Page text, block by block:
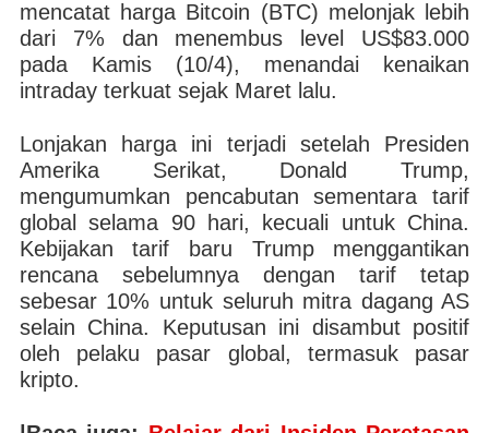
mencatat harga Bitcoin (BTC) melonjak lebih
dari 7% dan menembus level US$83.000
pada Kamis (10/4), menandai kenaikan
intraday terkuat sejak Maret lalu.
Lonjakan harga ini terjadi setelah Presiden
Amerika Serikat, Donald Trump,
mengumumkan pencabutan sementara tarif
global selama 90 hari, kecuali untuk China.
Kebijakan tarif baru Trump menggantikan
rencana sebelumnya dengan tarif tetap
sebesar 10% untuk seluruh mitra dagang AS
selain China. Keputusan ini disambut positif
oleh pelaku pasar global, termasuk pasar
kripto.